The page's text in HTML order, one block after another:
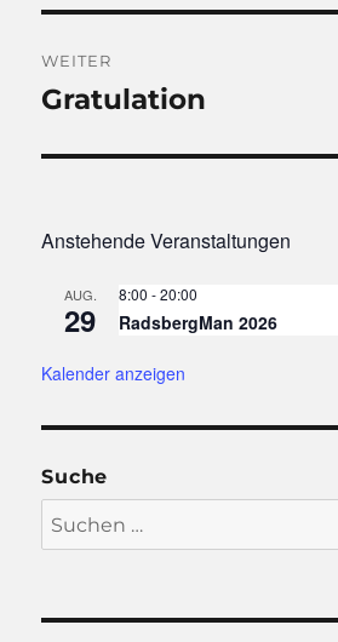
WEITER
Nächster
Gratulation
Anstehende Veranstaltungen
AUG.
29
8:00 -20:00
RadsbergMan 2026
Kalender anzeigen
Suche
Suchen
nach: